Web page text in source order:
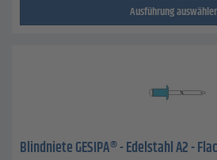
Ausführung
Blindniete GESIPA® - Edelstahl A2 -